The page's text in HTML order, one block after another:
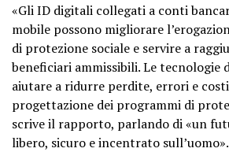
«Gli ID digitali collegati a conti
mobile possono migliorare
di protezione sociale e servire a
beneficiari ammissibili. Le tecnologie
aiutare a ridurre perdite, errori e
progettazione dei programmi di
scrive il rapporto, parlando di «un
libero, sicuro e incentrato sull’uomo».